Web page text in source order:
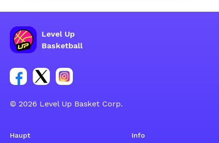
Level Up
Basketball
Link zur Facebook-Gruppe
Link zum Tweeter-Account
Link zum Instagram-Account
© 2026 Level Up Basket Corp.
Haupt Info